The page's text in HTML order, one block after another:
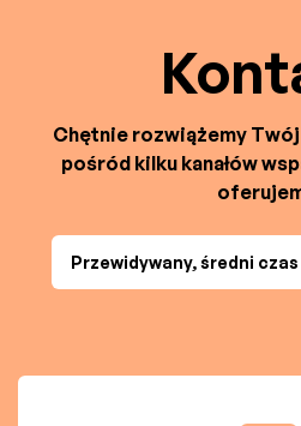
Chętnie rozwiążemy
pośród kilku kanałów
Przewidywany, średni